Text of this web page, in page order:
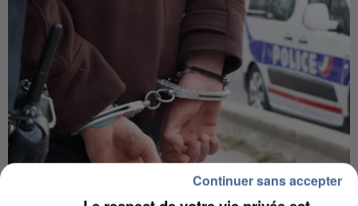
Continuer sans accepter